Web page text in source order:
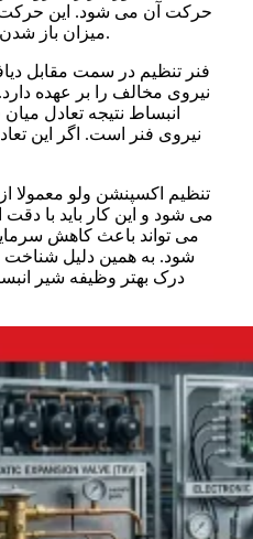
حرکت آن می شود. این
میزان باز شدن مسیر مبرد را تعیین می کند.
فنر تنظیم در سمت مقابل
نیروی مخالف را بر عهده
انبساط نتیجه تعادل
نیروی فنر است. اگر این
تنظیم اکسپنشن ولو معمولا
می شود و این کار باید با
می تواند باعث کاهش
شود. به همین دلیل شناخت
درک بهتر وظیفه شیر